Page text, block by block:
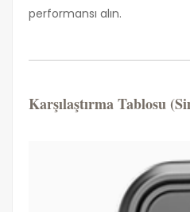
performansı alın.
Karşılaştırma Tablosu